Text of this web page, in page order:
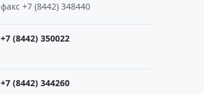
факс +7 (8442) 348440
+7 (8442) 350022
+7 (8442) 344260